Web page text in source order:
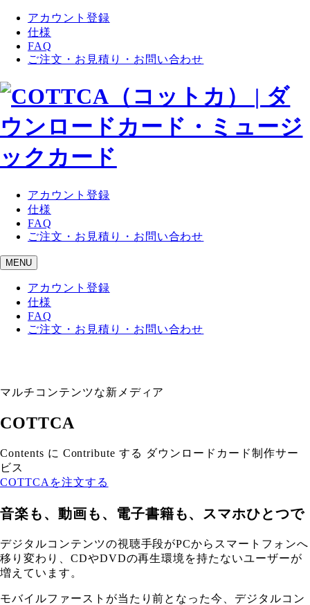
アカウント登録
仕様
FAQ
ご注文・お見積り・お問い合わせ
アカウント登録
仕様
FAQ
ご注文・お見積り・お問い合わせ
MENU
アカウント登録
仕様
FAQ
ご注文・お見積り・お問い合わせ
マルチコンテンツな新メディア
COTTCA
Contents に Contribute する ダウンロードカード制作サー
ビス
COTTCAを注文する
音楽も、動画も、電子書籍も、スマホひとつで
デジタルコンテンツの視聴手段がPCからスマートフォンへ
移り変わり、CDやDVDの再生環境を持たないユーザーが
増えています。
モバイルファーストが当たり前となった今、デジタルコン